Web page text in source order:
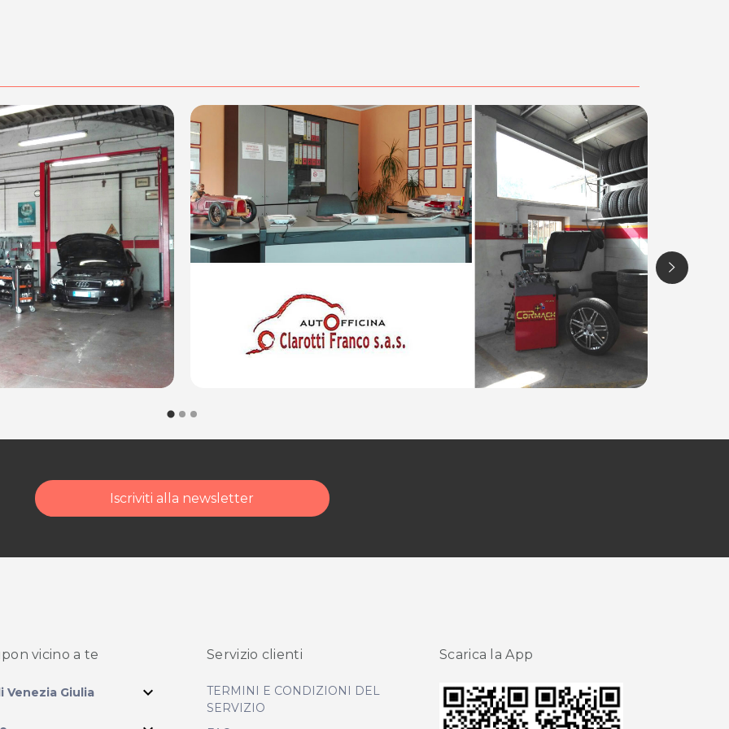
di acquisto scrivi
Iscriviti alla newsletter
vicino a te
Venezia Giulia expand_more
Servizio clienti
TERMINI E CONDIZIONI DEL
SERVIZIO
Scarica la App